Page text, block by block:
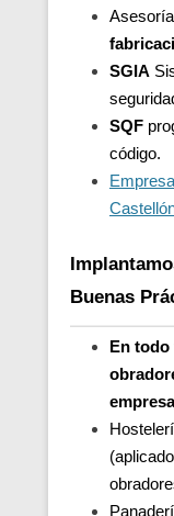
SGIA
SQF
código.
Buenas
En